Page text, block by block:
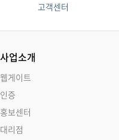
고객센터
사업소개
웹게이트
인증
홍보센터
대리점